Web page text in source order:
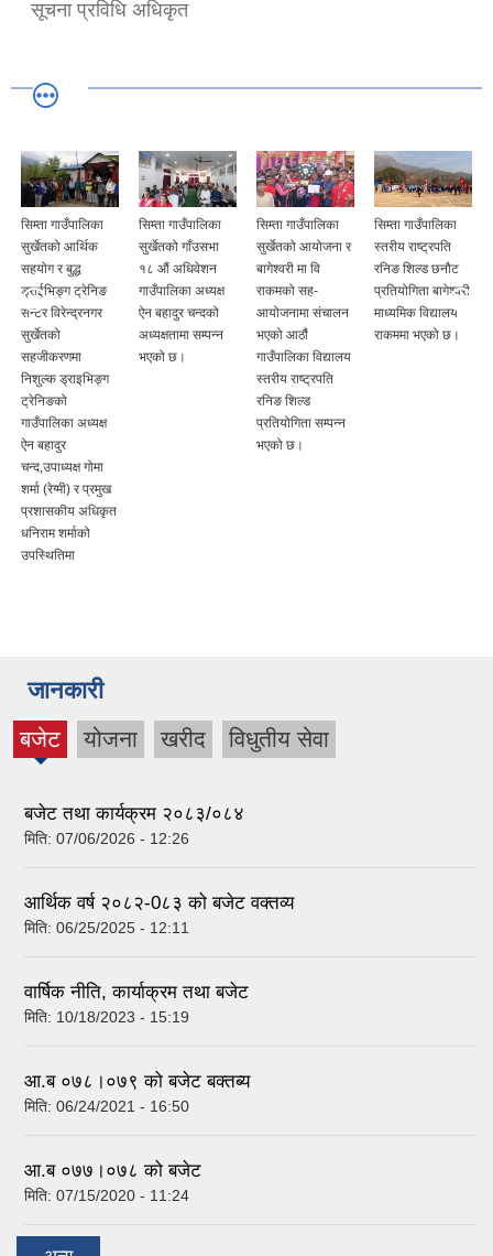
सूचना प्रविधि अधिकृत
सिम्ता गाउँपालिका
सुर्खेतको आर्थिक
सहयोग र बुद्ध
ड्राईभिङ्ग ट्रेनिङ
सेन्टर विरेन्द्रनगर
सुर्खेतको
सहजीकरणमा
निशुल्क ड्राइभिङ्ग
ट्रेनिङको
गाउँपालिका अध्यक्ष
ऐन बहादुर
चन्द,उपाध्यक्ष गोमा
शर्मा (रेग्मी) र प्रमुख
प्रशासकीय अधिकृत
धनिराम शर्माको
उपस्थितिमा
सिम्ता गाउँपालिका
सुर्खेतको गाँउसभा
१८ औं अधिवेशन
गाउँपालिका अध्यक्ष
ऐन बहादुर चन्दको
अध्यक्षतामा सम्पन्न
भएको छ।
सिम्ता गाउँपालिका
सुर्खेतको आयोजना र
बागेश्वरी मा वि
राकमको सह-
आयोजनामा संचालन
भएको आठौं
गाउँपालिका विद्यालय
स्तरीय राष्ट्रपति
रनिङ शिल्ड
प्रतियोगिता सम्पन्न
भएको छ।
सिम्ता गाउँपालिका
स्तरीय राष्ट्रपति
रनिङ शिल्ड छनौट
प्रतियोगिता बागेश्वरी
माध्यमिक विद्यालय
राकममा भएको छ।
जानकारी
बजेट
(active
योजना खरीद विधुतीय सेवा
बजेट तथा कार्यक्रम २०८३/०८४
मिति: 07/06/2026 - 12:26
आर्थिक वर्ष २०८२-0८३ को बजेट वक्तव्य
मिति: 06/25/2025 - 12:11
वार्षिक नीति, कार्याक्रम तथा बजेट
मिति: 10/18/2023 - 15:19
आ.ब ०७८।०७९ को बजेट बक्तब्य
मिति: 06/24/2021 - 16:50
आ.ब ०७७।०७८ को बजेट
मिति: 07/15/2020 - 11:24